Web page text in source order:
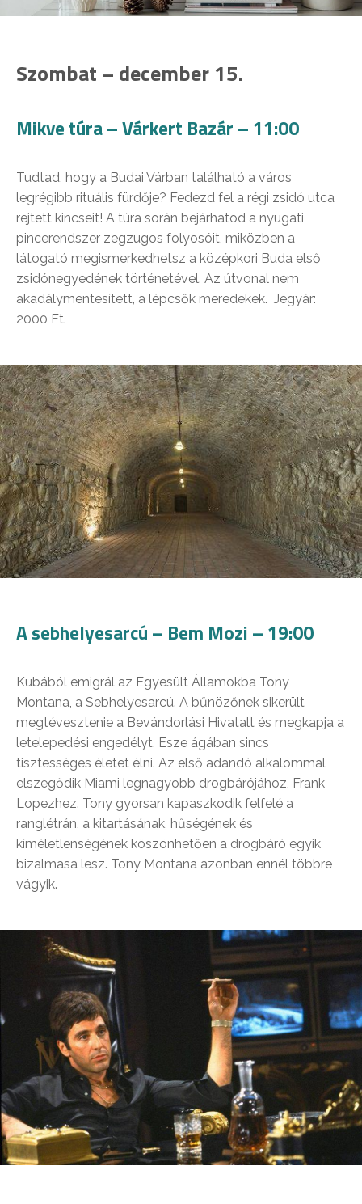
Szombat – december 15.
Mikve túra – Várkert Bazár – 11:00
Tudtad, hogy a Budai Várban található a város
legrégibb rituális fürdője? Fedezd fel a régi zsidó utca
rejtett kincseit! A túra során bejárhatod a nyugati
pincerendszer zegzugos folyosóit, miközben a
látogató megismerkedhetsz a középkori Buda első
zsidónegyedének történetével. Az útvonal nem
akadálymentesített, a lépcsők meredekek. Jegyár:
2000 Ft.
A sebhelyesarcú – Bem Mozi – 19:00
Kubából emigrál az Egyesült Államokba Tony
Montana, a Sebhelyesarcú. A bűnözőnek sikerült
megtévesztenie a Bevándorlási Hivatalt és megkapja a
letelepedési engedélyt. Esze ágában sincs
tisztességes életet élni. Az első adandó alkalommal
elszegődik Miami legnagyobb drogbárójához, Frank
Lopezhez. Tony gyorsan kapaszkodik felfelé a
ranglétrán, a kitartásának, hűségének és
kíméletlenségének köszönhetően a drogbáró egyik
bizalmasa lesz. Tony Montana azonban ennél többre
vágyik.